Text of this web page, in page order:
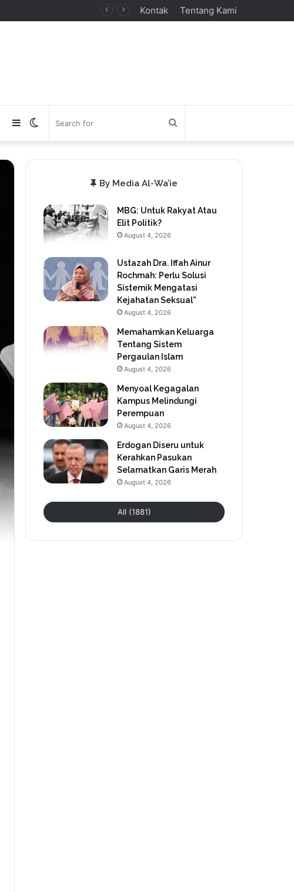
Kontak Tentang Kami
for
Switch
skin
Sidebar
By Media Al-Wa’ie
MBG: Untuk Rakyat Atau
Elit Politik?
August 4, 2026
Ustazah Dra. Iffah Ainur
Rochmah: Perlu Solusi
Sistemik Mengatasi
Kejahatan Seksual”
August 4, 2026
Memahamkan Keluarga
Tentang Sistem
Pergaulan Islam
August 4, 2026
Menyoal Kegagalan
Kampus Melindungi
Perempuan
August 4, 2026
Erdogan Diseru untuk
Kerahkan Pasukan
Selamatkan Garis Merah
August 4, 2026
All (1881)